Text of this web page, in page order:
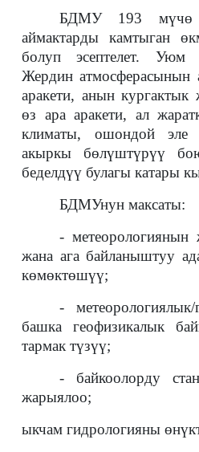
БДМУ 193 мүчө
аймактарды камтыган
болуп эсептелет. Уюм
Жердин
аракети, анын кургактык
өз ара аракети, ал
климаты, ошондой эле
акыркы бөлүштүрүү
беделдүү булагы катары
БДМУнун максаты:
- метеорологиянын
жана ага байланыштуу
көмөктөшүү;
-
башка геофизикалык
тармак түзүү;
- байкоолорду
жарыялоо;
ыкчам гидрологияны